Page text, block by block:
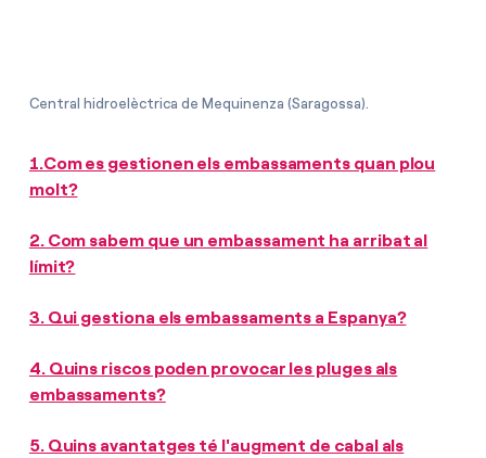
Estafes telefòniques
Central hidroelèctrica de Mequinenza (Saragossa).
1.Com es gestionen els embassaments quan plou
molt?
2. Com sabem que un embassament ha arribat al
límit?
3. Qui gestiona els embassaments a Espanya?
4. Quins riscos poden provocar les pluges als
embassaments?
5. Quins avantatges té l'augment de cabal als